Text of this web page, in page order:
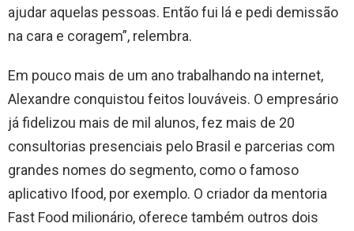
ajudar aquelas pessoas. Então fui lá e pedi demissão
na cara e coragem”, relembra.
Em pouco mais de um ano trabalhando na internet,
Alexandre conquistou feitos louváveis. O empresário
já fidelizou mais de mil alunos, fez mais de 20
consultorias presenciais pelo Brasil e parcerias com
grandes nomes do segmento, como o famoso
aplicativo Ifood, por exemplo. O criador da mentoria
Fast Food milionário, oferece também outros dois